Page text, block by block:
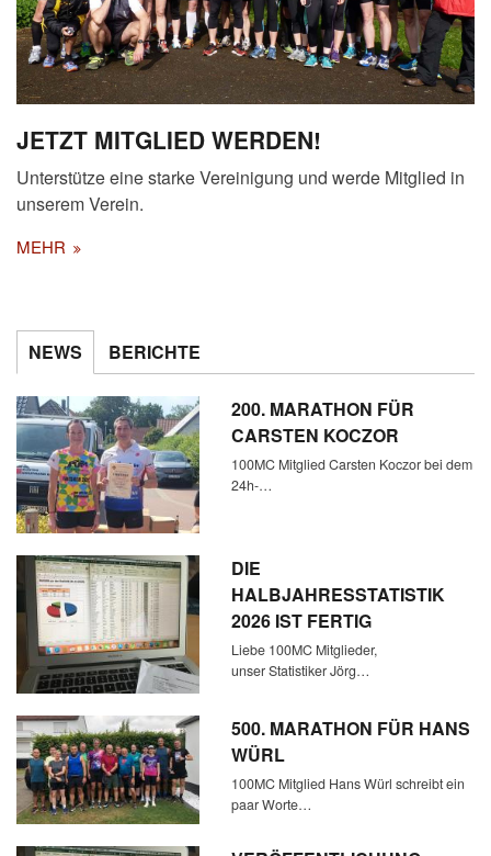
JETZT MITGLIED WERDEN!
Unterstütze eine starke Vereinigung und werde Mitglied in
unserem Verein.
MEHR
NEWS BERICHTE
200. MARATHON FÜR
CARSTEN KOCZOR
100MC Mitglied Carsten Koczor bei dem
24h-…
DIE
HALBJAHRESSTATISTIK
2026 IST FERTIG
Liebe 100MC Mitglieder,
unser Statistiker Jörg…
500. MARATHON FÜR HANS
WÜRL
100MC Mitglied Hans Würl schreibt ein
paar Worte…